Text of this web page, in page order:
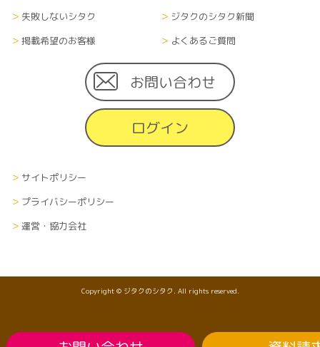
失敗しないシタク
ジタクのシタク新聞
掲載希望のお客様
よくあるご質問
お問い合わせ
ログイン
サイトポリシー
プライバシーポリシー
運営・協力会社
Copyright © ジタクのシタク. All rights reserved.